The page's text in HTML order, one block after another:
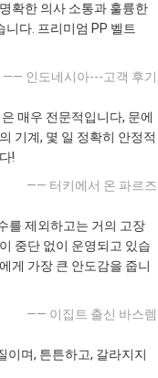
확한 의사 소통과 훌륭한
니다. 프리미엄 PP 벨트
—— 인도네시아---고객 후기
매우 전문적입니다, 문에
기계, 몇 일 정확히 안정적
!
—— 터키에서 온 파르즈
를 제외하고는 거의 고장
중단 없이 운영되고 있습
게 가장 큰 안도감을 줍니
—— 이집트 출신 바스렘
이며, 튼튼하고, 갈라지지